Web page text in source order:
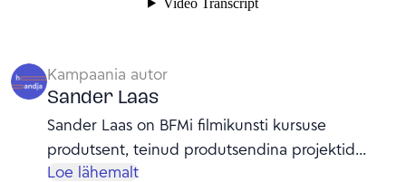
Kampaania autor
Sander Laas
Sander Laas on BFMi filmikunsti kursuse
produtsent, teinud produtsendina projektid
nagu "Nurr" (2026) ja "Põdrakanepi õitseaeg"
Loe lähemalt